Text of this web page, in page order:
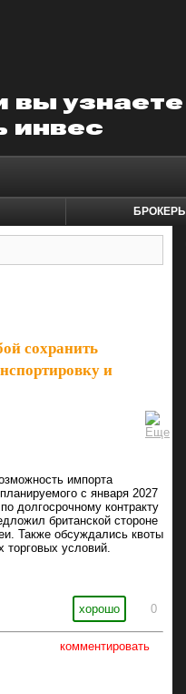
БРОКЕРЫ
сохранить
и
импорта
с января 2027
долгосрочному контракту
британской стороне
Также обсуждались квоты
условий.
хорошо 0
комментировать